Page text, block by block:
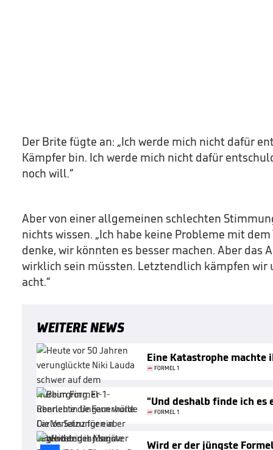
Der Brite fügte an: „Ich werde mich nicht dafür
Kämpfer bin. Ich werde mich nicht dafür
noch will.“
Aber von einer allgemeinen schlechten
nichts wissen. „Ich habe keine Probleme mit
denke, wir könnten es besser machen. Aber das
wirklich sein müssten. Letztendlich kämpfen wir
acht.“
WEITERE NEWS
Eine Katastrophe machte
FORMEL 1
"Und deshalb finde ich
FORMEL 1
Wird er der jüngste